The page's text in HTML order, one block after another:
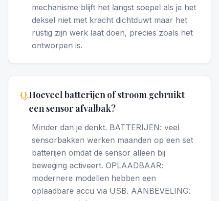
mechanisme blijft het langst soepel als je het
deksel niet met kracht dichtduwt maar het
rustig zijn werk laat doen, precies zoals het
ontworpen is.
Q.Hoeveel batterijen of stroom gebruikt
een sensor afvalbak?
Minder dan je denkt. BATTERIJEN: veel
sensorbakken werken maanden op een set
batterijen omdat de sensor alleen bij
beweging activeert. OPLAADBAAR:
modernere modellen hebben een
oplaadbare accu via USB. AANBEVELING: